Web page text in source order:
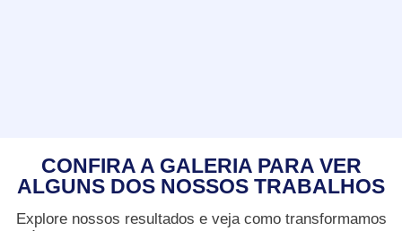
CONFIRA A GALERIA PARA VER
ALGUNS DOS NOSSOS TRABALHOS
Explore nossos resultados e veja como transformamos